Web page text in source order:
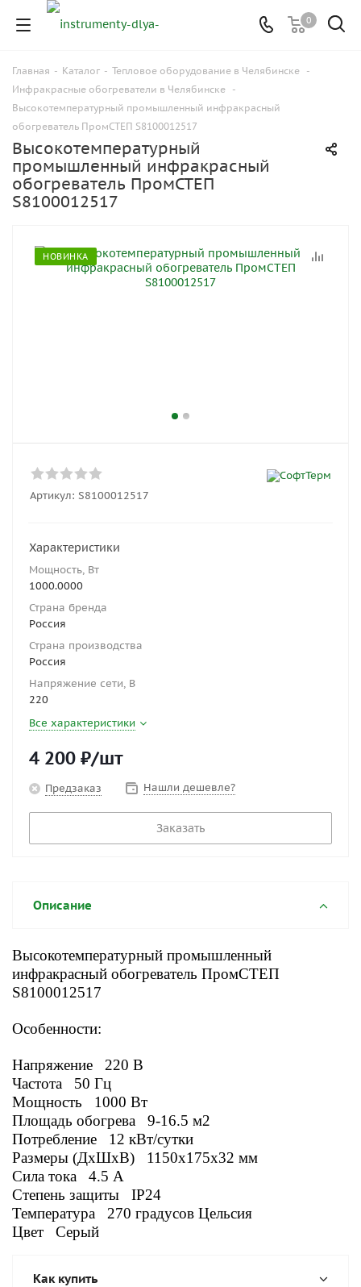
0
Главная - Каталог - Тепловое оборудование в Челябинске -
Инфракрасные обогреватели в Челябинске -
Высокотемпературный промышленный инфракрасный
обогреватель ПромСТЕП S8100012517
Высокотемпературный
промышленный инфракрасный
обогреватель ПромСТЕП
S8100012517
НОВИНКА
Артикул: S8100012517
Характеристики
Мощность, Вт
1000.0000
Страна бренда
Россия
Страна производства
Россия
Напряжение сети, В
220
Все характеристики
4 200 ₽/шт
Предзаказ Нашли дешевле?
Заказать
Описание
Высокотемпературный промышленный
инфракрасный обогреватель ПромСТЕП
S8100012517
Особенности:
Напряжение 220 В
Частота 50 Гц
Мощность 1000 Вт
Площадь обогрева 9-16.5 м2
Потребление 12 кВт/сутки
Размеры (ДxШxВ) 1150x175x32 мм
Сила тока 4.5 А
Степень защиты IP24
Температура 270 градусов Цельсия
Цвет Серый
Как купить